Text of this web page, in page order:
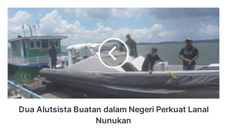
Dua Alutsista Buatan dalam Negeri Perkuat Lanal
Nunukan